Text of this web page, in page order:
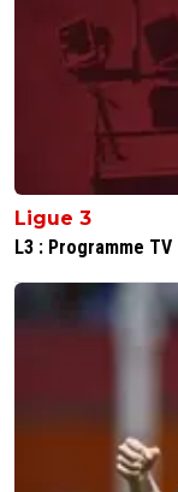
Ligue 3
L3 : Programme